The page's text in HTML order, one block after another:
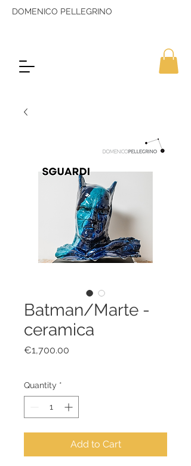
DOMENICO PELLEGRINO
Batman/Marte -
ceramica
€1,700.00
Quantity *
Add to Cart